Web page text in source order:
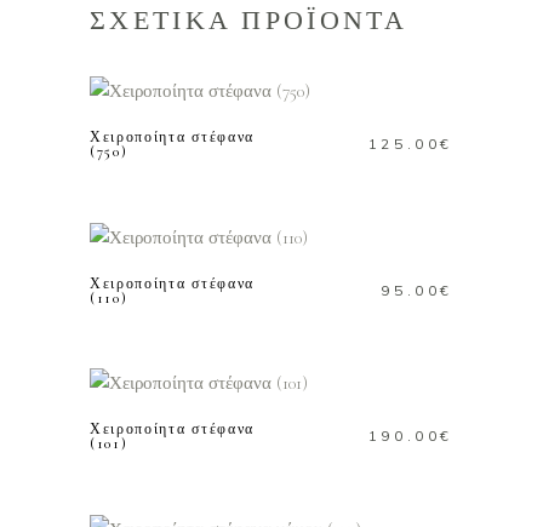
ΣΧΕΤΙΚΑ ΠΡΟΪΟΝΤΑ
Χειροποίητα στέφανα
(750)
125.00€
Χειροποίητα στέφανα
(110)
95.00€
Χειροποίητα στέφανα
(101)
190.00€